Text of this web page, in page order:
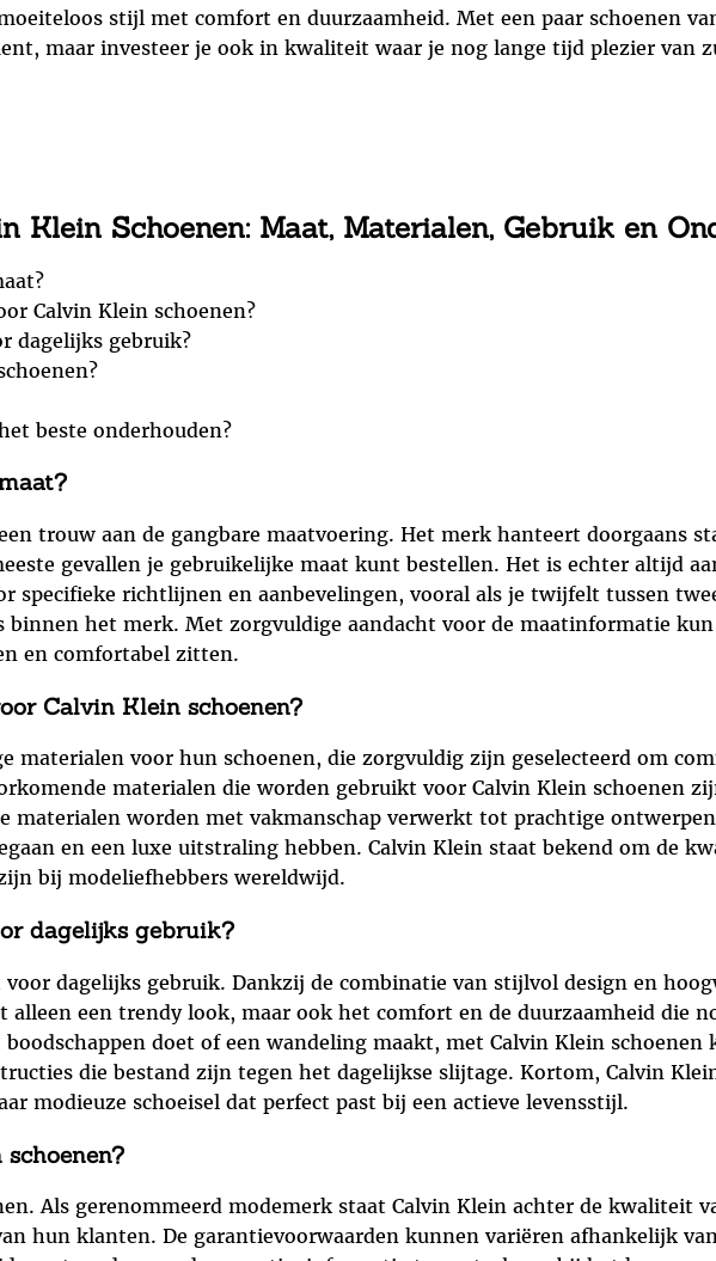
stijl met comfort en duurzaamheid. Met een paar schoenen
maar investeer je ook in kwaliteit waar je nog lange tijd plezier van
Klein Schoenen: Maat, Materialen, Gebruik en
Calvin Klein schoenen?
dagelijks gebruik?
beste onderhouden?
trouw aan de gangbare maatvoering. Het merk hanteert doorgaans
gevallen je gebruikelijke maat kunt bestellen. Het is echter altijd
specifieke richtlijnen en aanbevelingen, vooral als je twijfelt tussen
binnen het merk. Met zorgvuldige aandacht voor de maatinformatie
en comfortabel zitten.
Calvin Klein schoenen?
materialen voor hun schoenen, die zorgvuldig zijn geselecteerd om
materialen die worden gebruikt voor Calvin Klein schoenen
materialen worden met vakmanschap verwerkt tot prachtige
en een luxe uitstraling hebben. Calvin Klein staat bekend om de
bij modeliefhebbers wereldwijd.
dagelijks gebruik?
dagelijks gebruik. Dankzij de combinatie van stijlvol design en
alleen een trendy look, maar ook het comfort en de duurzaamheid die
doet of een wandeling maakt, met Calvin Klein schoenen
die bestand zijn tegen het dagelijkse slijtage. Kortom, Calvin
modieuze schoeisel dat perfect past bij een actieve levensstijl.
Als gerenommeerd modemerk staat Calvin Klein achter de kwaliteit
hun klanten. De garantievoorwaarden kunnen variëren afhankelijk